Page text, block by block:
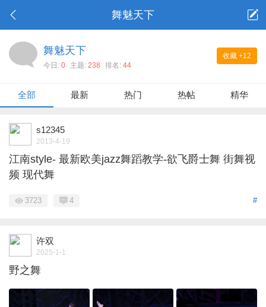
舞魅天下
收藏 +12
舞魅天下
今日: 0 主题: 238 排名: 44
全部 最新 热门 热帖 精华
s12345
2013-4-19
江南style- 最新欧美jazz舞蹈教学-欲飞爵士舞 街舞视
频 现代舞
#
3723 4
许双
2025-1-1
野之舞